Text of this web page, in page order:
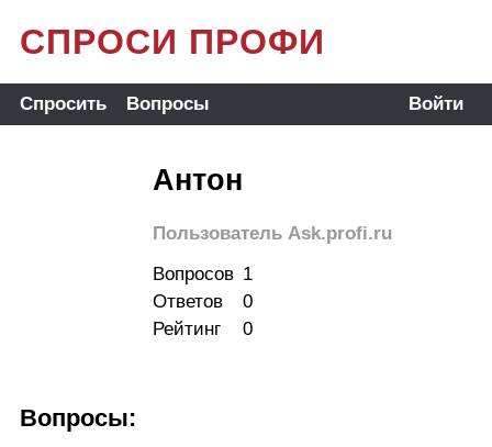
СПРОСИ ПРОФИ
Спросить Вопросы Войти
Антон
Пользователь Ask.profi.ru
Вопросов 1
Ответов
0
Рейтинг
0
Вопросы: